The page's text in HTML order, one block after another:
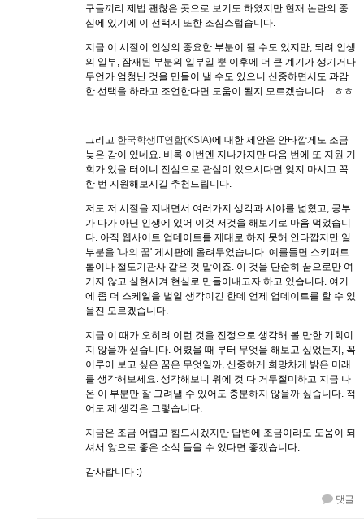
구들끼리 제법 괜찮은 곳으로 보기도 하였지만 현재 논란의 중
심에 있기에 이 선택지 또한 조심스럽습니다.
지금 이 시절이 인생의 중요한 부분이 될 수도 있지만, 되려 인생
의 일부, 잠재된 부분의 일부일 뿐 이후에 더 큰 계기가 생기거나
무언가 엄청난 것을 만들어 낼 수도 있으니 신중하면서도 과감
한 선택을 하라고 조언한다면 도움이 될지 모르겠습니다... ㅎㅎ
그리고 한국학생IT연합(KSIA)에 대한 제안은 안타깝게도 조금
늦은 감이 있네요. 비록 이번엔 지나가지만 다음 번에 또 지원 기
회가 있을 터이니 진심으로 관심이 있으시다면 잊지 마시고 꼭
한 번 지원해보시길 추천드립니다.
저도 저 시절을 지내면서 여러가지 생각과 시야를 넓혔고, 공부
가 다가 아닌 인생에 있어 이것 저것을 해보기로 마음 먹었습니
다. 아직 웹사이트 업데이트를 제대로 하지 못해 안타깝지만 일
부분을 '나의 꿈' 게시판에 올려두었습니다. 예를들면 스키패트
롤이나 철도기관사 같은 것 말이죠. 이 것을 단순히 꿈으로만 여
기지 않고 실현시켜 현실로 만들어내고자 하고 있습니다. 여기
에 좀 더 스케일을 벌일 생각이긴 한데 언제 업데이트를 할 수 있
을진 모르겠습니다.
지금 이 때가 오히려 이런 것을 진정으로 생각해 볼 만한 기회이
지 않을까 싶습니다. 어렸을 때 부터 무엇을 해보고 싶었는지, 꼭
이루어 보고 싶은 꿈은 무엇일까, 신중하게 희망차게 밝은 미래
를 생각해보세요. 생각해보니 위에 것 다 거두절미하고 지금 나
온 이 부분만 잘 그려낼 수 있어도 충분하지 않을까 싶습니다. 적
어도 제 생각은 그렇습니다.
지금은 조금 어렵고 힘드시겠지만 답변에 조금이라도 도움이 되
셔서 앞으로 좋은 소식 들을 수 있다면 좋겠습니다.
감사합니다 :)
댓글